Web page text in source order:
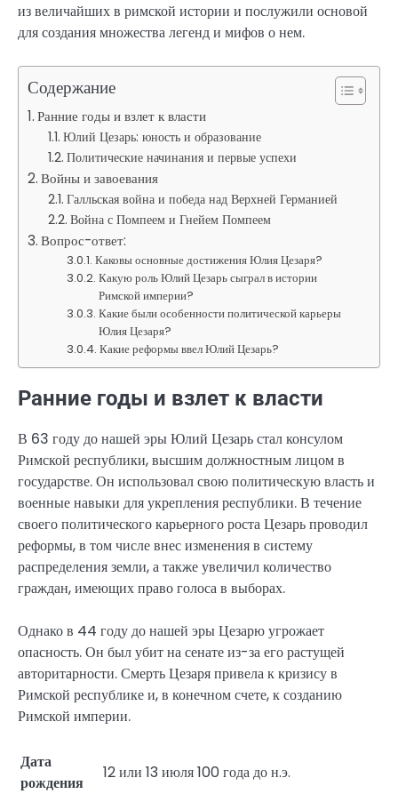
из величайших в римской истории и послужили основой
для создания множества легенд и мифов о нем.
Содержание
Ранние годы и взлет к власти
Юлий Цезарь: юность и образование
Политические начинания и первые успехи
Войны и завоевания
Галльская война и победа над Верхней Германией
Война с Помпеем и Гнейем Помпеем
Вопрос-ответ:
Каковы основные достижения Юлия Цезаря?
Какую роль Юлий Цезарь сыграл в истории
Римской империи?
Какие были особенности политической карьеры
Юлия Цезаря?
Какие реформы ввел Юлий Цезарь?
Ранние годы и взлет к власти
В 63 году до нашей эры Юлий Цезарь стал консулом
Римской республики, высшим должностным лицом в
государстве. Он использовал свою политическую власть и
военные навыки для укрепления республики. В течение
своего политического карьерного роста Цезарь проводил
реформы, в том числе внес изменения в систему
распределения земли, а также увеличил количество
граждан, имеющих право голоса в выборах.
Однако в 44 году до нашей эры Цезарю угрожает
опасность. Он был убит на сенате из-за его растущей
авторитарности. Смерть Цезаря привела к кризису в
Римской республике и, в конечном счете, к созданию
Римской империи.
Дата
рождения
12 или 13 июля 100 года до н.э.